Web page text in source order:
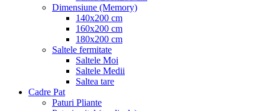
Dimensiune (Memory)
140x200 cm
160x200 cm
180x200 cm
Saltele fermitate
Saltele Moi
Saltele Medii
Saltea tare
Cadre Pat
Paturi Pliante